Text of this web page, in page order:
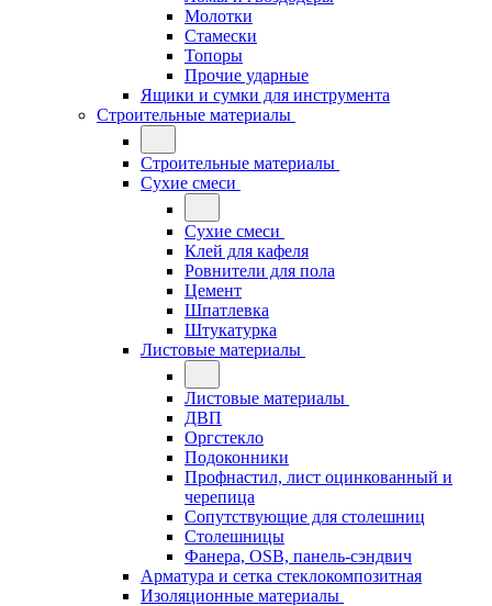
Молотки
Стамески
Топоры
Прочие ударные
Ящики и сумки для инструмента
Строительные материалы
Строительные материалы
Сухие смеси
Сухие смеси
Клей для кафеля
Ровнители для пола
Цемент
Шпатлевка
Штукатурка
Листовые материалы
Листовые материалы
ДВП
Оргстекло
Подоконники
Профнастил, лист оцинкованный и
черепица
Сопутствующие для столешниц
Столешницы
Фанера, OSB, панель-сэндвич
Арматура и сетка стеклокомпозитная
Изоляционные материалы